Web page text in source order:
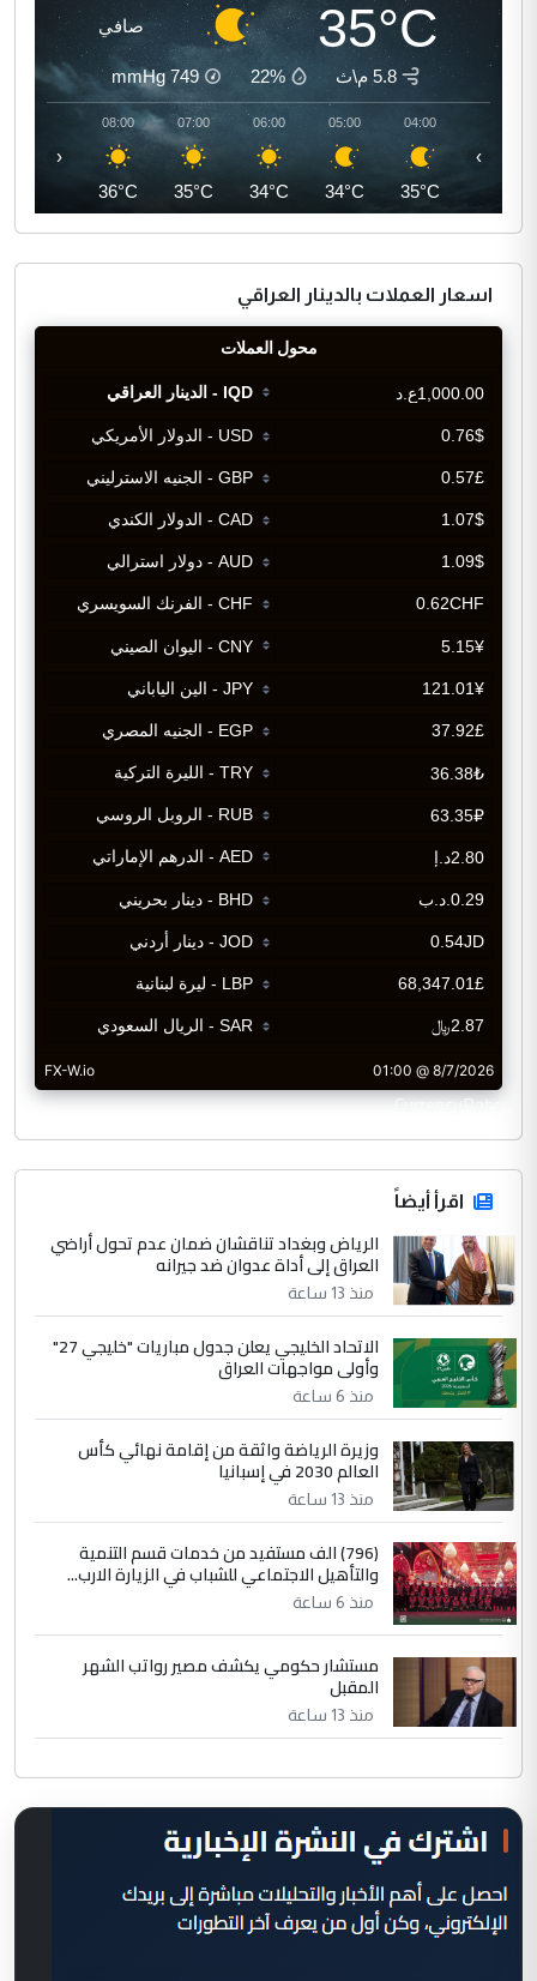
35°C صافي
5.8 م\ث 22%
749
mmHg
04:00
35°C
05:00
34°C
06:00
34°C
07:00
35°C
08:00
36°C
‹ ›
اسعار العملات بالدينار العراقي
CurrencyRate
اقرأ أيضاً
الرياض وبغداد تناقشان ضمان عدم تحول أراضي
العراق إلى أداة عدوان ضد جيرانه
منذ 13 ساعة
الاتحاد الخليجي يعلن جدول مباريات "خليجي 27"
وأولى مواجهات العراق
منذ 6 ساعة
وزيرة الرياضة واثقة من إقامة نهائي كأس
العالم 2030 في إسبانيا
منذ 13 ساعة
(796) الف مستفيد من خدمات قسم التنمية
والتأهيل الاجتماعي للشباب في الزيارة الارب...
منذ 6 ساعة
مستشار حكومي يكشف مصير رواتب الشهر
المقبل
منذ 13 ساعة